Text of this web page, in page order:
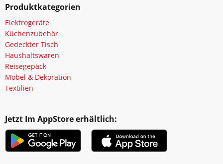
Produktkategorien
Elektrogeräte
Küchenzubehör
Gedeckter Tisch
Haushaltswaren
Reisegepäck
Möbel & Dekoration
Textilien
Jetzt Im AppStore erhältlich: